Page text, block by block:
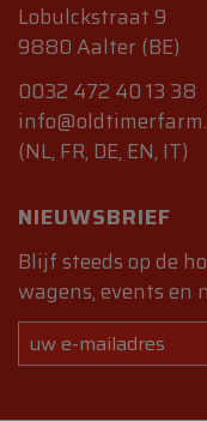
Lobulckstraat 9
9880 Aalter (BE)
0032 472 40 13 38
(NL, FR, DE, EN, IT)
NIEUWSBRIEF
Blijf steeds op de
wagens, events en